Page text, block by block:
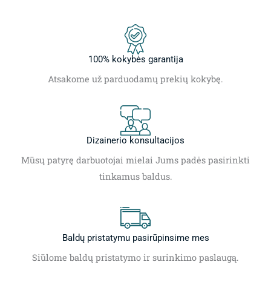
100% kokybės garantija
Atsakome už parduodamų prekių kokybę.
Dizainerio konsultacijos
Mūsų patyrę darbuotojai mielai Jums padės pasirinkti
tinkamus baldus.
Baldų pristatymu pasirūpinsime mes
Siūlome baldų pristatymo ir surinkimo paslaugą.